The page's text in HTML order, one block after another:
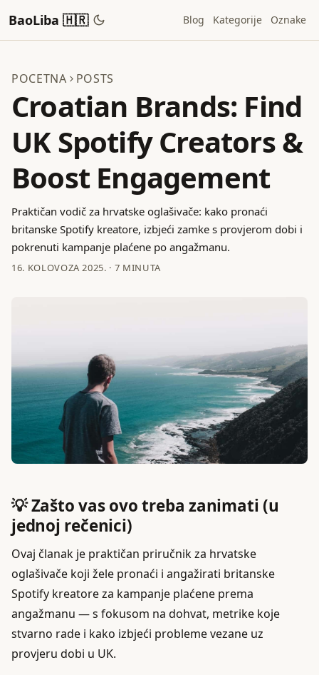
BaoLiba 🇭🇷 Blog Kategorije Oznake
POCETNA POSTS
Croatian Brands: Find
UK Spotify Creators &
Boost Engagement
Praktičan vodič za hrvatske oglašivače: kako pronaći
britanske Spotify kreatore, izbjeći zamke s provjerom dobi i
pokrenuti kampanje plaćene po angažmanu.
16. KOLOVOZA 2025. · 7 MINUTA
💡 Zašto vas ovo treba zanimati (u
jednoj rečenici)
Ovaj članak je praktičan priručnik za hrvatske
oglašivače koji žele pronaći i angažirati britanske
Spotify kreatore za kampanje plaćene prema
angažmanu — s fokusom na dohvat, metrike koje
stvarno rade i kako izbjeći probleme vezane uz
provjeru dobi u UK.